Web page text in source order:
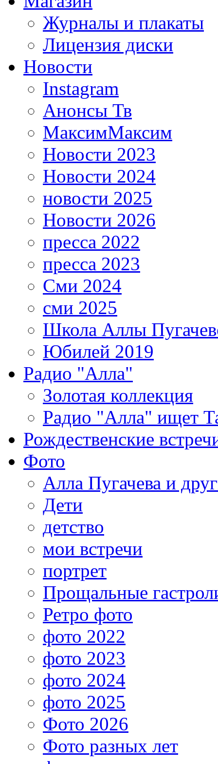
Журналы и плакаты
Лицензия диски
Новости
Instagram
Анонсы Тв
МаксимМаксим
Новости 2023
Новости 2024
новости 2025
Новости 2026
пресса 2022
пресса 2023
Сми 2024
сми 2025
Школа Аллы
Юбилей 2019
Радио "Алла"
Золотая коллекция
Радио "Алла" ищет
Рождественские
Фото
Алла Пугачева и
Дети
детство
мои встречи
портрет
Прощальные
Ретро фото
фото 2022
фото 2023
фото 2024
фото 2025
Фото 2026
Фото разных лет